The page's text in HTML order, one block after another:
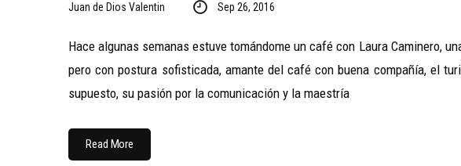
Juan de Dios Valentin Sep 26, 2016
Hace algunas semanas estuve tomándome un café con Laura Caminero,
pero con postura sofisticada, amante del café con buena compañía, el
supuesto, su pasión por la comunicación y la maestría
Read More